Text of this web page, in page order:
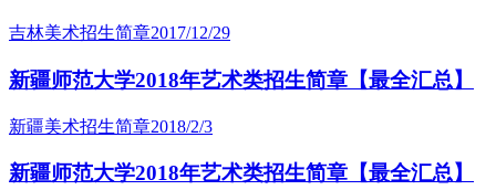
吉林美术招生简章2017/12/29
新疆师范大学2018年艺术类招生简章【最全汇总】
新疆美术招生简章2018/2/3
新疆师范大学2018年艺术类招生简章【最全汇总】